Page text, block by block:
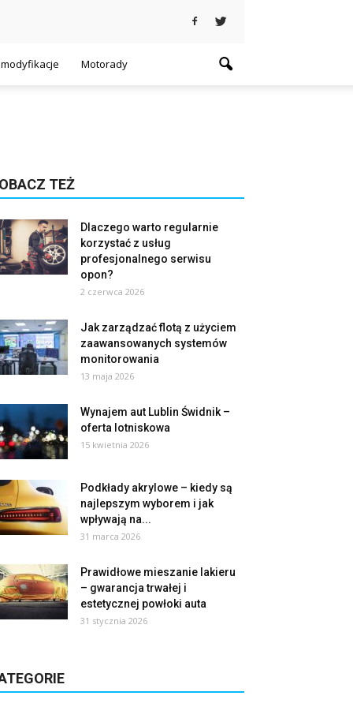
Motorady
TEŻ
Dlaczego warto regularnie
korzystać z usług
profesjonalnego serwisu
opon?
2 czerwca 2026
Jak zarządzać flotą z użyciem
zaawansowanych systemów
monitorowania
13 maja 2026
Wynajem aut Lublin Świdnik –
oferta lotniskowa
15 kwietnia 2026
Podkłady akrylowe – kiedy są
najlepszym wyborem i jak
wpływają na...
31 marca 2026
Prawidłowe mieszanie lakieru
– gwarancja trwałej i
estetycznej powłoki auta
31 stycznia 2026